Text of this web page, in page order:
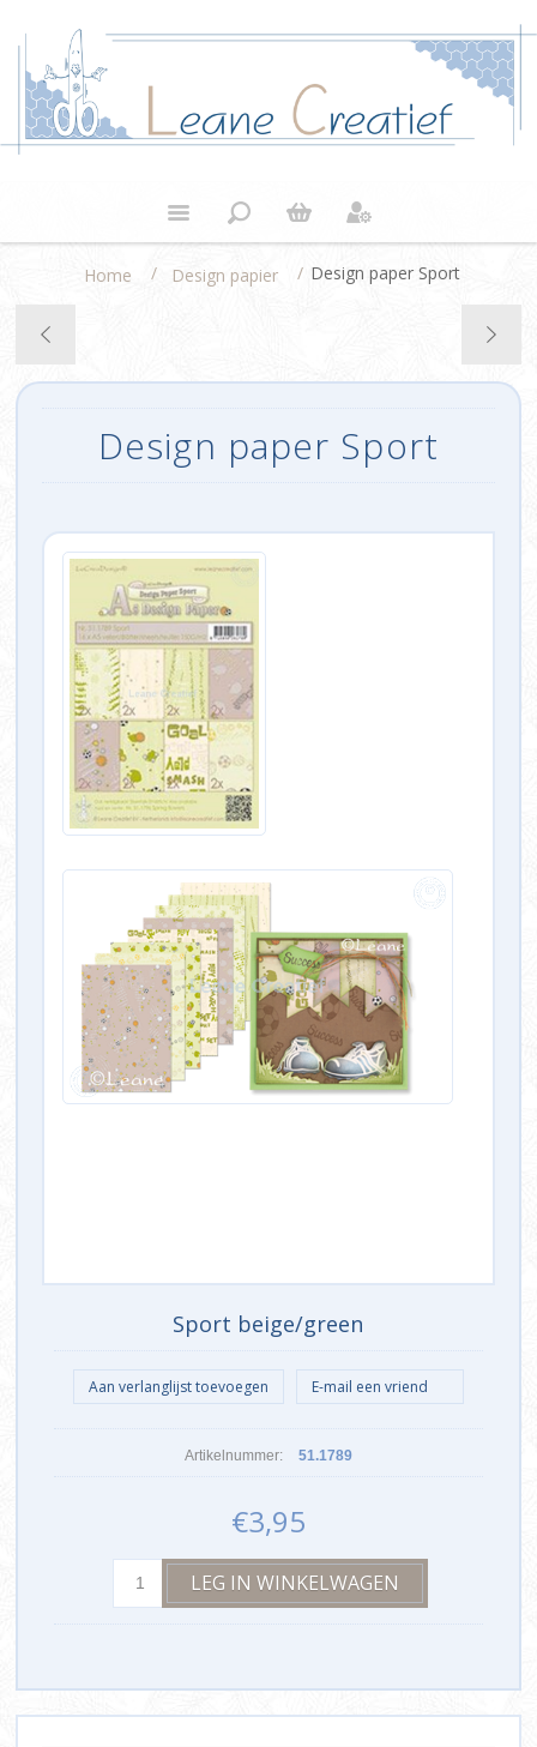
Home / Design papier / Design paper Sport
Design paper Sport
Sport beige/green
Artikelnummer: 51.1789
€3,95